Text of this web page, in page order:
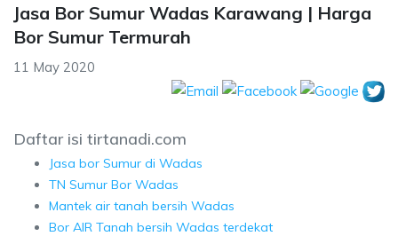
Jasa Bor Sumur Wadas Karawang | Harga
Bor Sumur Termurah
11 May 2020
Daftar isi tirtanadi.com
Jasa bor Sumur di Wadas
TN Sumur Bor Wadas
Mantek air tanah bersih Wadas
Bor AIR Tanah bersih Wadas terdekat